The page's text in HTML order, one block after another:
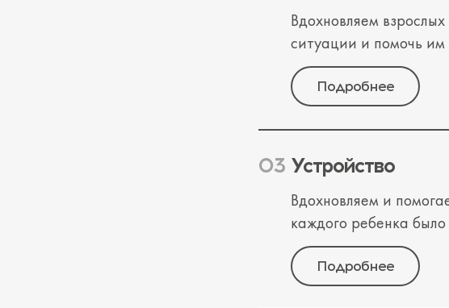
Вдохновляем
ситуации и помочь
Подробнее
Устройство
Вдохновляем и
каждого ребенка
Подробнее